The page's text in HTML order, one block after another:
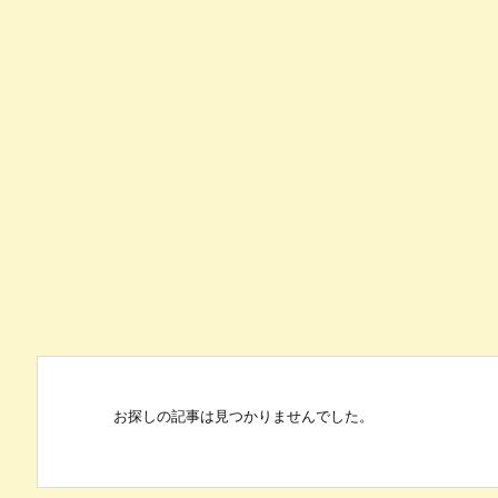
お探しの記事は見つかりませんでした。